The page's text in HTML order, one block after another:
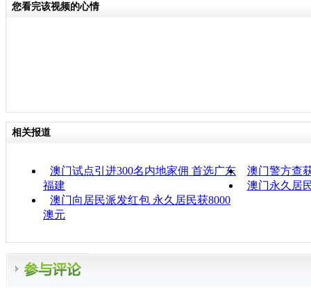
您看完该视频的心情
相关报道
澳门试点引进300名内地家佣 首选广东
福建
澳门警方查
澳门永久居
澳门向居民派发红包 永久居民获8000
澳元